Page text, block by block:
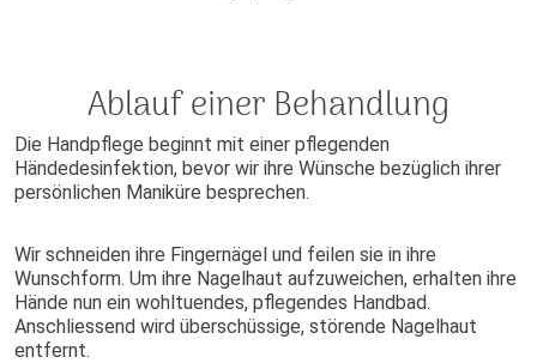
Ablauf einer Behandlung
Die Handpflege beginnt mit einer pflegenden
Händedesinfektion, bevor wir ihre Wünsche bezüglich ihrer
persönlichen Maniküre besprechen.
Wir schneiden ihre Fingernägel und feilen sie in ihre
Wunschform. Um ihre Nagelhaut aufzuweichen, erhalten ihre
Hände nun ein wohltuendes, pflegendes Handbad.
Anschliessend wird überschüssige, störende Nagelhaut
entfernt.